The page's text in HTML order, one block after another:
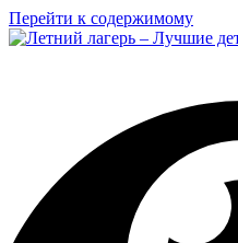
Перейти к содержимому